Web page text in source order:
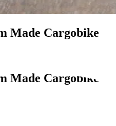
Made Cargobike
Made Cargobike